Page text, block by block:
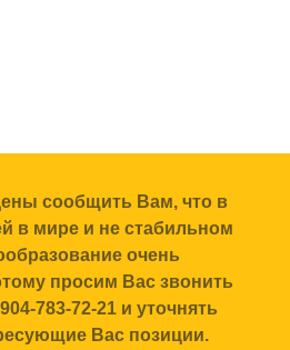
сообщить Вам, что в
в мире и не стабильном
очень
просим Вас звонить
783-72-21 и уточнять
Вас позиции.